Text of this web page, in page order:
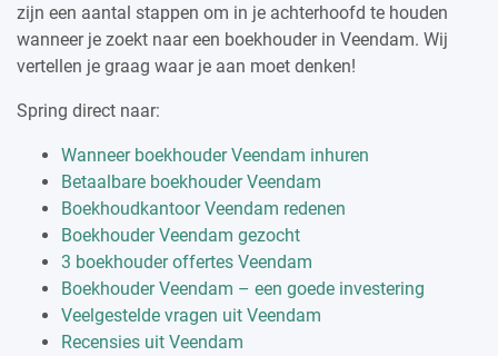
zijn een aantal stappen om in je achterhoofd te houden
wanneer je zoekt naar een boekhouder in Veendam. Wij
vertellen je graag waar je aan moet denken!
Spring direct naar:
Wanneer boekhouder Veendam inhuren
Betaalbare boekhouder Veendam
Boekhoudkantoor Veendam redenen
Boekhouder Veendam gezocht
3 boekhouder offertes Veendam
Boekhouder Veendam – een goede investering
Veelgestelde vragen uit Veendam
Recensies uit Veendam